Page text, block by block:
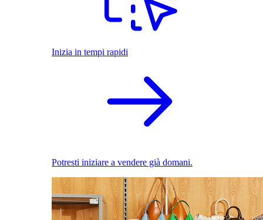
Inizia in tempi rapidi
Potresti iniziare a vendere già domani.